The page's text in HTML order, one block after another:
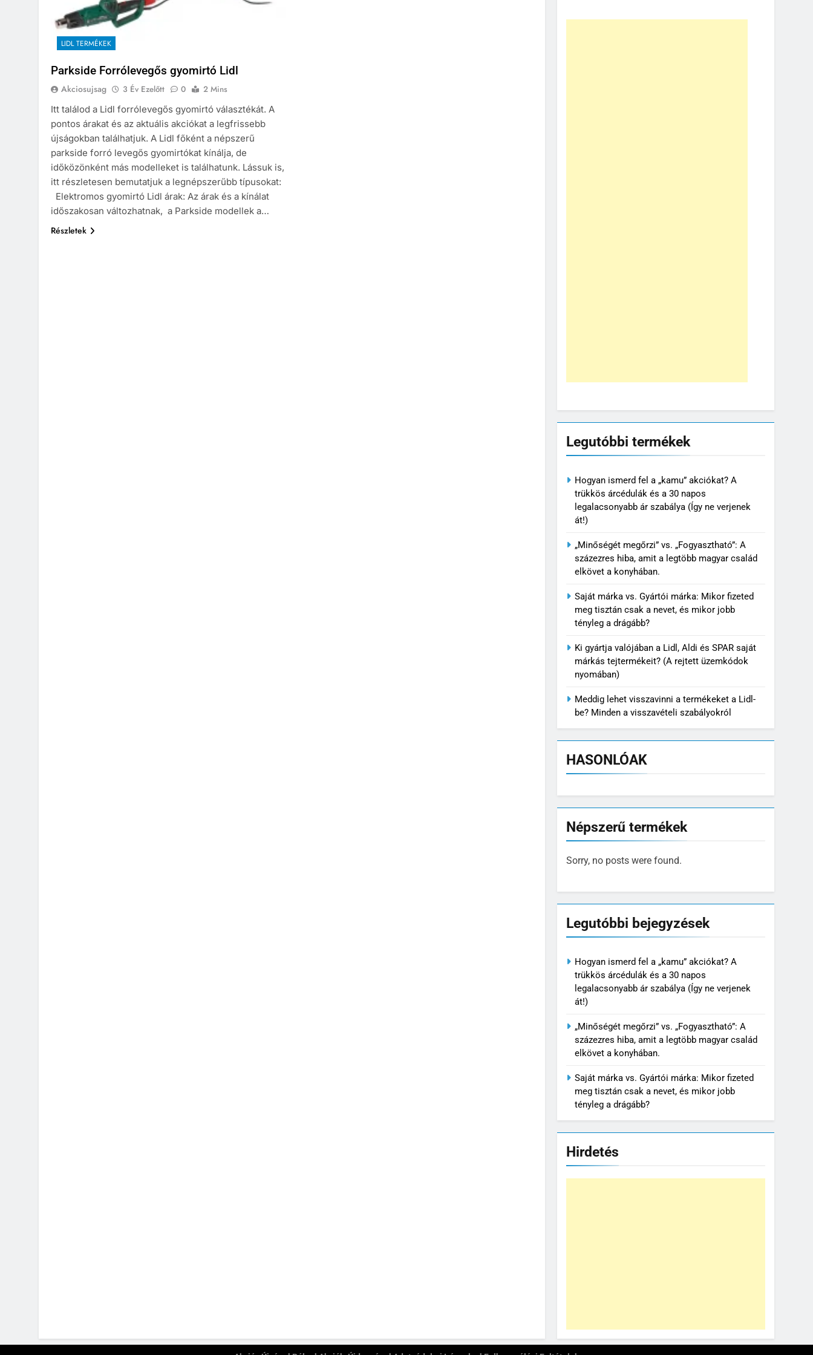
LIDL TERMÉKEK
Parkside Forrólevegős gyomirtó Lidl
Akciosujsag 3 Év Ezelőtt 0
2 Mins
Itt találod a Lidl forrólevegős gyomirtó választékát. A
pontos árakat és az aktuális akciókat a legfrissebb
újságokban találhatjuk. A Lidl főként a népszerű
parkside forró levegős gyomirtókat kínálja, de
időközönként más modelleket is találhatunk. Lássuk is,
itt részletesen bemutatjuk a legnépszerűbb típusokat:
Elektromos gyomirtó Lidl árak: Az árak és a kínálat
időszakosan változhatnak, a Parkside modellek a…
Részletek
Legutóbbi termékek
Hogyan ismerd fel a „kamu” akciókat? A
trükkös árcédulák és a 30 napos
legalacsonyabb ár szabálya (Így ne verjenek
át!)
„Minőségét megőrzi” vs. „Fogyasztható”: A
százezres hiba, amit a legtöbb magyar család
elkövet a konyhában.
Saját márka vs. Gyártói márka: Mikor fizeted
meg tisztán csak a nevet, és mikor jobb
tényleg a drágább?
Ki gyártja valójában a Lidl, Aldi és SPAR saját
márkás tejtermékeit? (A rejtett üzemkódok
nyomában)
Meddig lehet visszavinni a termékeket a Lidl-
be? Minden a visszavételi szabályokról
HASONLÓAK
Népszerű termékek
Sorry, no posts were found.
Legutóbbi bejegyzések
Hogyan ismerd fel a „kamu” akciókat? A
trükkös árcédulák és a 30 napos
legalacsonyabb ár szabálya (Így ne verjenek
át!)
„Minőségét megőrzi” vs. „Fogyasztható”: A
százezres hiba, amit a legtöbb magyar család
elkövet a konyhában.
Saját márka vs. Gyártói márka: Mikor fizeted
meg tisztán csak a nevet, és mikor jobb
tényleg a drágább?
Hirdetés